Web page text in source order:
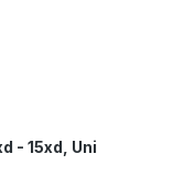
- 15xd, Uni